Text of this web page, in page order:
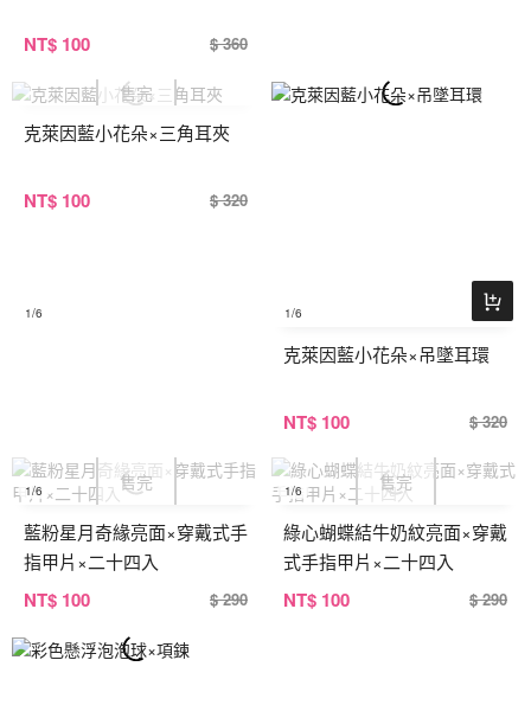
NT$ 100 $ 360
1/6
克萊因藍小花朵×三角耳夾
NT$ 100 $ 320
1/6
克萊因藍小花朵×吊墜耳環
NT$ 100 $ 320
1/6
藍粉星月奇緣亮面×穿戴式手
指甲片×二十四入
NT$ 100 $ 290
1/6
綠心蝴蝶結牛奶紋亮面×穿戴
式手指甲片×二十四入
NT$ 100 $ 290